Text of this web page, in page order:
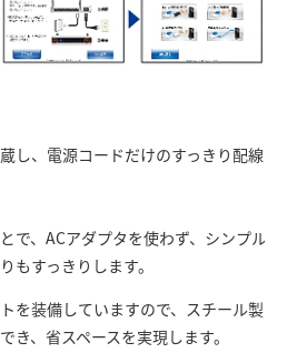
し、電源コードだけのすっきり配線＆
で、ACアダプタを使わず、シンプル
もすっきりします。
を装備していますので、スチール製
き、省スペースを実現します。